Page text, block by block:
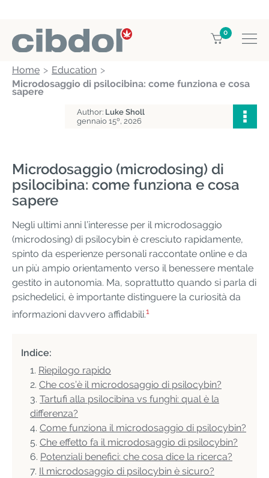
0
Home
Education
Microdosaggio di psilocibina: come funziona e cosa
sapere
Author: Luke Sholl
gennaio 15º, 2026
Microdosaggio (microdosing) di
psilocibina: come funziona e cosa
sapere
Negli ultimi anni l’interesse per il microdosaggio
(microdosing) di psilocybin è cresciuto rapidamente,
spinto da esperienze personali raccontate online e da
un più ampio orientamento verso il benessere mentale
gestito in autonomia. Ma, soprattutto quando si parla di
psichedelici, è importante distinguere la curiosità da
informazioni davvero affidabili.1
Indice:
Riepilogo rapido
Che cos’è il microdosaggio di psilocybin?
Tartufi alla psilocibina vs funghi: qual è la
differenza?
Come funziona il microdosaggio di psilocybin?
Che effetto fa il microdosaggio di psilocybin?
Potenziali benefici: che cosa dice la ricerca?
Il microdosaggio di psilocybin è sicuro?